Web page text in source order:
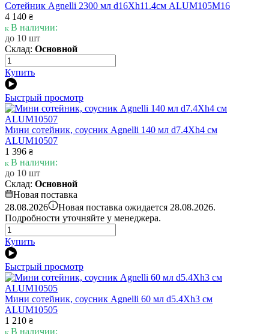
Сотейник Agnelli 2300 мл d16Xh11.4см ALUM105M16
4 140 ₴
В наличии:
до 10 шт
Склад: Основной
Купить
Быстрый просмотр
Мини сотейник, соусник Agnelli 140 мл d7.4Xh4 см
ALUM10507
1 396 ₴
В наличии:
до 10 шт
Склад: Основной
Новая поставка
28.08.2026 i Новая поставка ожидается 28.08.2026.
Подробности уточняйте у менеджера.
Купить
Быстрый просмотр
Мини сотейник, соусник Agnelli 60 мл d5.4Xh3 см
ALUM10505
1 210 ₴
В наличии: